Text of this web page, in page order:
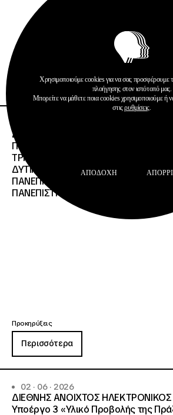
Περισσότερα
ΔΙΕΘΝΗΣ ΑΝΟΙΧΤΟΣ
ΠΕΡΙΓΡΑΦΗ:ΥΠΗΡΕΣΙΕΣ ΣΤΕΓΑΣΗΣ
ΤΡΙΩΝ ΤΩΝ ΠΑΝΕΠΙΣΤΗΜΙΑΚΩΝ
ΔΥΤΙΚΗΣ ΜΑΚΕΔΟΝΙΑΣ,
ΠΑΝΕΠΙΣΤΗΜΙΟΥ ΘΡΑΚΗΣ,
ΠΑΝΕΠΙΣΤΗΜΙΟΥ, ΠΑΤΡΩΝ
Προκηρύξεις
Περισσότερα
02 · 06 · 2026
ΔΙΕΘΝΗΣ ΑΝΟΙΧΤΟΣ
Υποέργο 3 «Υλικό Προβολής της
Χρησιμοποιούμε cookies για να σας προσφέρουμε
πλοήγησης στον ιστότοπό μας.
Μπορείτε να μάθετε ποια cookies χρησιμοποιούμε ή
στιςρυθμίσεις.
ΑΠΟΔΟΧΉ